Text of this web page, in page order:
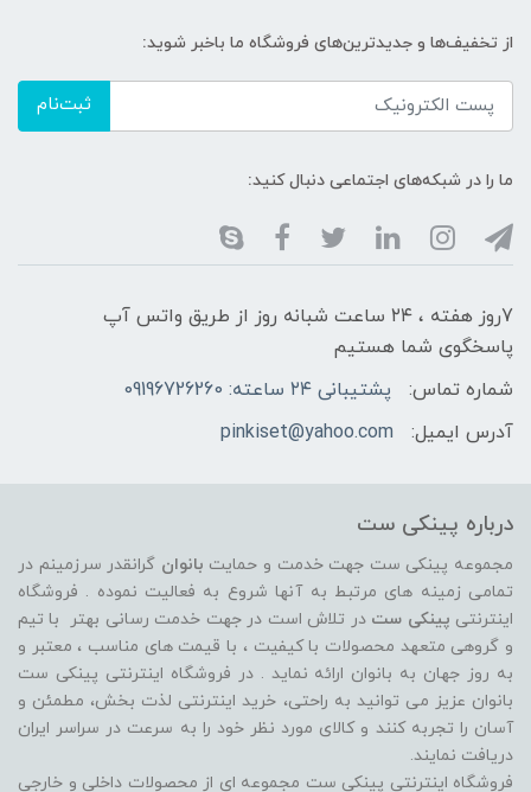
از تخفیف‌ها و جدیدترین‌های فروشگاه ما باخبر شوید:
ثبت‌نام
ما را در شبکه‌های اجتماعی دنبال کنید:
7روز هفته ، ۲۴ ساعت شبانه‌ روز از طریق واتس آپ
پاسخگوی شما هستیم
شماره تماس:
پشتیبانی ۲۴ ساعته: 09196726260
آدرس ایمیل:
pinkiset@yahoo.com
درباره پینکی ست
مجموعه پینکی ست جهت خدمت و حمایت بانوان گرانقدر سرزمینم در
تمامی زمینه های مرتبط به آنها شروع به فعالیت نموده . فروشگاه
اینترنتی پینکی ست در تلاش است در جهت خدمت رسانی بهتر با تیم
و گروهی متعهد محصولات با کیفیت ، با قیمت های مناسب ، معتبر و
به روز جهان به بانوان ارائه نماید . در فروشگاه اینترنتی پینکی ست
بانوان عزیز می توانيد به راحتی، خرید اینترنتی لذت بخش، مطمئن و
آسان را تجربه کنند و کالای مورد نظر خود را به سرعت در سراسر ایران
دریافت نمایند.
فروشگاه اینترنتی پینکی ست مجموعه ای از محصولات داخلی و خارجی